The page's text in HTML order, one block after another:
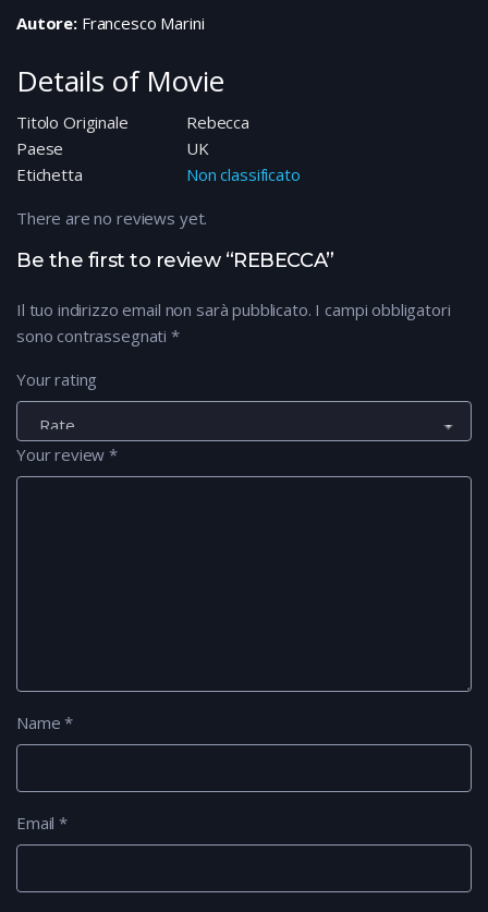
Autore:Francesco Marini
Details of Movie
Titolo Originale
Rebecca
Paese
UK
Etichetta
Non classificato
Be the first to review “REBECCA”
Il tuo indirizzo email non sarà pubblicato. I campi obbligatori
sono contrassegnati *
Your rating
Your review*
Name*
Email*
There are no reviews yet.